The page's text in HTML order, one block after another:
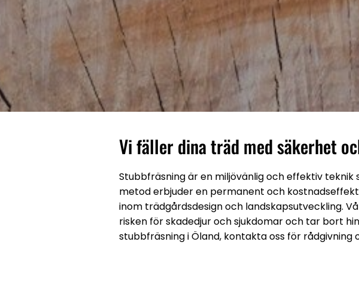
Vi fäller dina träd med säkerhet
Stubbfräsning är en miljövänlig och effektiv
metod erbjuder en permanent och
inom trädgårdsdesign och landskapsutveckling.
risken för skadedjur och sjukdomar och tar bort
stubbfräsning i Öland, kontakta oss för rådgivning